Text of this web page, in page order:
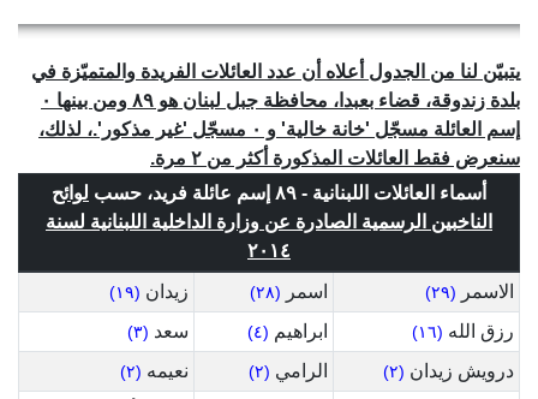
يتبيّن لنا من الجدول أعلاه أن عدد العائلات الفريدة والمتميّزة في
بلدة زندوقة، قضاء بعبدا، محافظة جبل لبنان هو ٨٩ ومن بينها ٠
إسم العائلة مسجّل 'خانة خالية' و ٠ مسجّل 'غير مذكور'.، لذلك،
سنعرض فقط العائلات المذكورة أكثر من ٢ مرة.
أسماء العائلات اللبنانية - ٨٩ إسم عائلة فريد، حسب
لوائح
الناخبين الرسمية الصادرة عن وزارة الداخلية اللبنانية لسنة
٢٠١٤
الاسمر (٢٩) اسمر (٢٨) زيدان (١٩)
رزق الله (١٦) ابراهيم (٤) سعد (٣)
درويش زيدان (٢) الرامي (٢) نعيمه (٢)